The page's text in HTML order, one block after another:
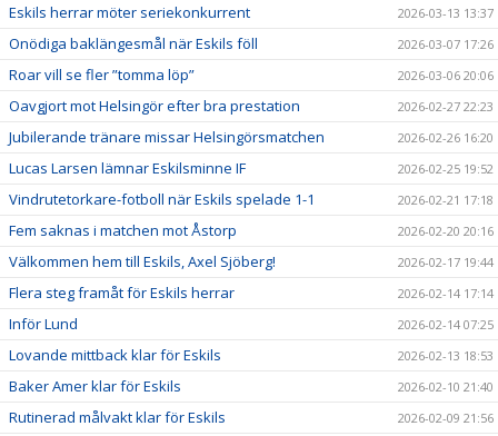
Eskils herrar möter seriekonkurrent 2026-03-13 13:37
Onödiga baklängesmål när Eskils föll 2026-03-07 17:26
Roar vill se fler ”tomma löp” 2026-03-06 20:06
Oavgjort mot Helsingör efter bra prestation 2026-02-27 22:23
Jubilerande tränare missar Helsingörsmatchen 2026-02-26 16:20
Lucas Larsen lämnar Eskilsminne IF 2026-02-25 19:52
Vindrutetorkare-fotboll när Eskils spelade 1-1 2026-02-21 17:18
Fem saknas i matchen mot Åstorp 2026-02-20 20:16
Välkommen hem till Eskils, Axel Sjöberg! 2026-02-17 19:44
Flera steg framåt för Eskils herrar 2026-02-14 17:14
Inför Lund 2026-02-14 07:25
Lovande mittback klar för Eskils 2026-02-13 18:53
Baker Amer klar för Eskils 2026-02-10 21:40
Rutinerad målvakt klar för Eskils 2026-02-09 21:56